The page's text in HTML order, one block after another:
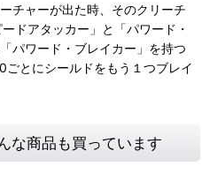
チャーが出た時、そのクリーチ
ドアタッカー」と「パワード・
パワード・ブレイカー」を持つ
とにシールドをもう１つブレイ
な商品も買っています